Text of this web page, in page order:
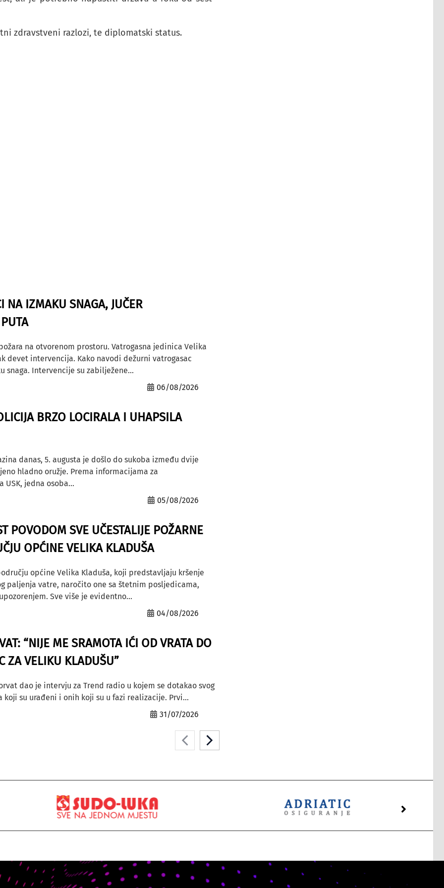
zdravstveni razlozi, te diplomatski status.
NA IZMAKU SNAGA, JUČER
na otvorenom prostoru. Vatrogasna jedinica Velika
devet intervencija. Kako navodi dežurni vatrogasac
snaga. Intervencije su zabilježene...
06/08/2026
BRZO LOCIRALA I UHAPSILA
danas, 5. augusta je došlo do sukoba između dvije
hladno oružje. Prema informacijama za
USK, jedna osoba...
05/08/2026
POVODOM SVE UČESTALIJE POŽARNE
OPĆINE VELIKA KLADUŠA
općine Velika Kladuša, koji predstavljaju kršenje
paljenja vatre, naročito one sa štetnim posljedicama,
Sve više je evidentno...
04/08/2026
“NIJE ME SRAMOTA IĆI OD VRATA DO
ZA VELIKU KLADUŠU”
dao je intervju za Trend radio u kojem se dotakao svog
su urađeni i onih koji su u fazi realizacije. Prvi...
31/07/2026